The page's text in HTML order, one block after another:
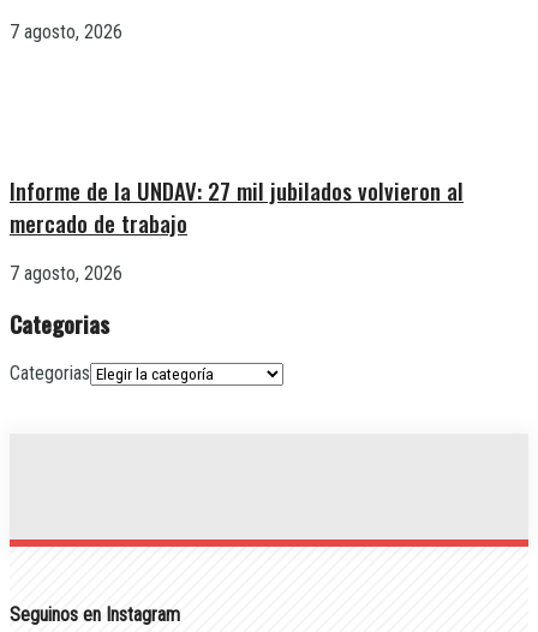
7 agosto, 2026
Informe de la UNDAV: 27 mil jubilados volvieron al
mercado de trabajo
7 agosto, 2026
Categorias
Categorias
Seguinos en Instagram